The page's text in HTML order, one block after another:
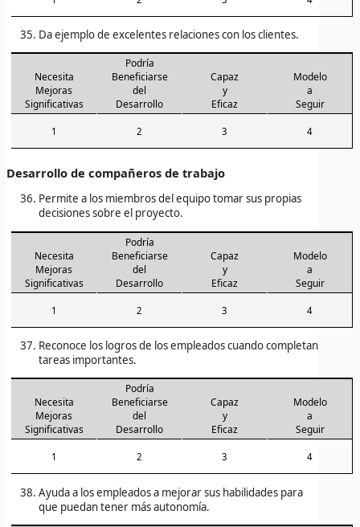
Da ejemplo de excelentes relaciones con los clientes.
Necesita
Mejoras
Significativas
Podría
Beneficiarse
del
Desarrollo
Capaz
y
Eficaz
Modelo
a
Seguir
1 2 3 4
Desarrollo de compañeros de trabajo
Permite a los miembros del equipo tomar sus propias
decisiones sobre el proyecto.
Necesita
Mejoras
Significativas
Podría
Beneficiarse
del
Desarrollo
Capaz
y
Eficaz
Modelo
a
Seguir
1 2 3 4
Reconoce los logros de los empleados cuando completan
tareas importantes.
Necesita
Mejoras
Significativas
Podría
Beneficiarse
del
Desarrollo
Capaz
y
Eficaz
Modelo
a
Seguir
1 2 3 4
Ayuda a los empleados a mejorar sus habilidades para
que puedan tener más autonomía.